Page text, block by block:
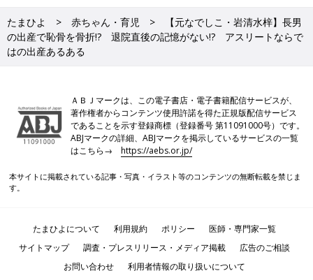
たまひよ 赤ちゃん・育児
【元なでしこ・岩清水梓】長男
の出産で恥骨を骨折!? 退院直後の記憶がない!? アスリートならで
はの出産あるある
ＡＢＪマークは、この電子書店・電子書籍配信サービスが、
著作権者からコンテンツ使用許諾を得た正規版配信サービス
であることを示す登録商標（登録番号 第11091000号）です。
ABJマークの詳細、ABJマークを掲示しているサービスの一覧
はこちら→https://aebs.or.jp/
本サイトに掲載されている記事・写真・イラスト等のコンテンツの無断転載を禁じま
す。
たまひよについて 利用規約 ポリシー
医師・専門家一覧
サイトマップ
調査・プレスリリース・メディア掲載
広告のご相談
お問い合わせ
利用者情報の取り扱いについて